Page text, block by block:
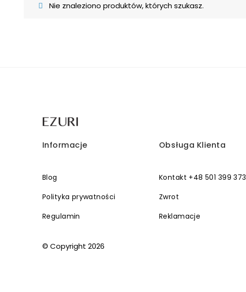
Nie znaleziono produktów, których szukasz.
Informacje
Blog
Polityka prywatności
Regulamin
Obsługa Klienta
Kontakt +48 501 399 373
Zwrot
Reklamacje
© Copyright 2026